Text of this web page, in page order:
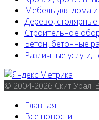
Мебель для дома
Дерево,
Строительное
Бетон, бетонные
Различные услуги,
© 2004-2026 Скит Урал.
Главная
Все новости